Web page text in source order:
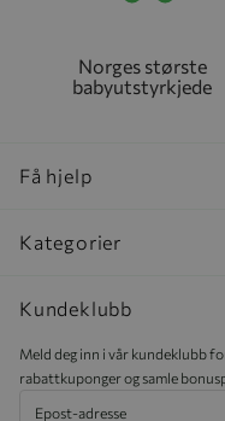
Norges største
babyutstyrkjede
Få hjelp
Kategorier
Kundeklubb
Meld deg inn i vår kundeklubb
rabattkuponger og samle